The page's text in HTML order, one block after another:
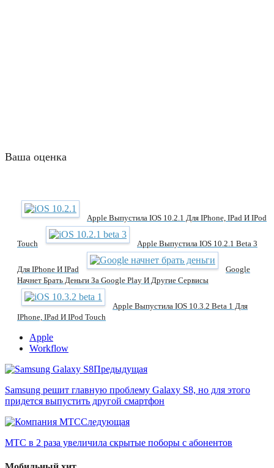
Ваша оценка
Apple Выпустила IOS 10.2.1 Для IPhone, IPad И IPod
Touch Apple Выпустила IOS 10.2.1 Beta 3
Для IPhone И IPad
Google
Начнет Брать Деньги За Google Play И Другие Сервисы
Apple Выпустила IOS 10.3.2 Beta 1 Для
IPhone, IPad И IPod Touch
Apple
Workflow
Предыдущая
Samsung решит главную проблему Galaxy S8, но для этого
придется выпустить другой смартфон
Следующая
МТС в 2 раза увеличила скрытые поборы с абонентов